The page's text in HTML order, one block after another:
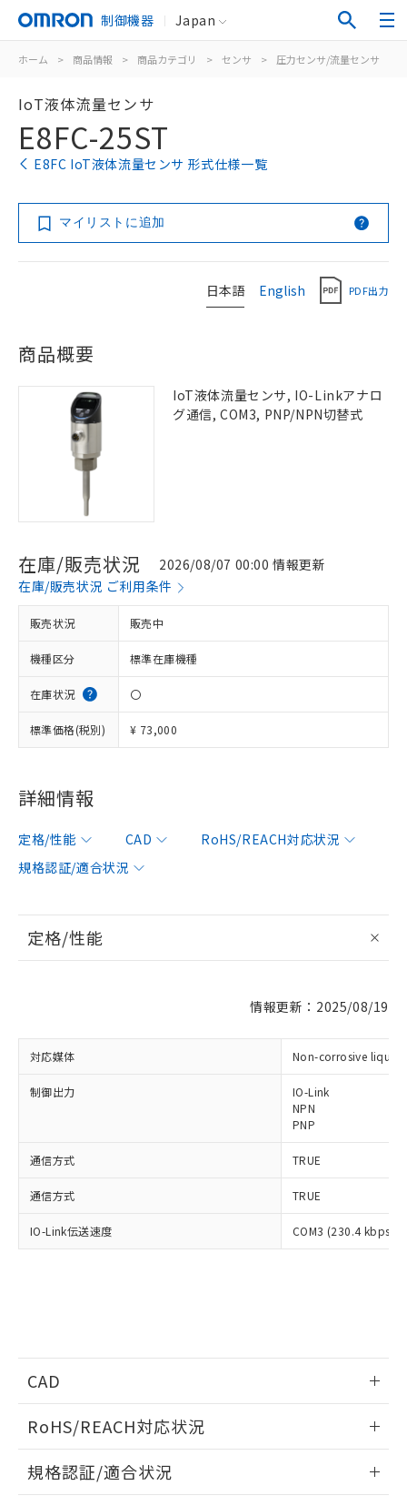
制御機器 Japan
ホーム > 商品情報 > 商品カテゴリ > センサ > 圧力センサ/流量センサ
IoT液体流量センサ
E8FC-25ST
E8FC IoT液体流量センサ 形式仕様一覧
マイリストに追加
日本語 English PDF出力
商品概要
IoT液体流量センサ, IO-Linkアナロ
グ通信, COM3, PNP/NPN切替式
在庫/販売状況
2026/08/07 00:00 情報更新
在庫/販売状況 ご利用条件
販売状況 販売中
機種区分 標準在庫機種
在庫状況 〇
標準価格(税別) ¥ 73,000
詳細情報
定格/性能 CAD
RoHS/REACH対応状況
規格認証/適合状況
定格/性能
情報更新：2025/08/19
対応媒体 Non-corrosive liquid
制御出力
IO-Link
NPN
PNP
通信方式 TRUE
通信方式 TRUE
IO-Link伝送速度 COM3 (230.4 kbps)
CAD
ログイン/会員登録いただくと、CADデータをダウンロー
ドすることができます。
RoHS/REACH対応状況
EU RoHS 注意事項・凡例
規格認証/適合状況
以下の条件をお読みいただき、同意のうえ
ご利用ください。
本サービスは、当社制御機器事業取扱
対応予定：EU RoHS指令（10物質）の非含
対応予定なし：EU RoHS指令（10物質）の
非含有に非対応の商品で、対応品を出す予
定はありません。
調査・確認中：EU RoHS指令（10物質）の
非含有の対応状況を調査中または確認中の
※1 中国RoHS○×表